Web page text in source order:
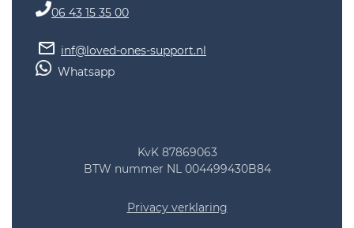
06 43 15 35 00
inf@loved-ones-support.nl
Whatsapp
KvK 87869063
BTW nummer NL 004499430B84
Privacy verklaring